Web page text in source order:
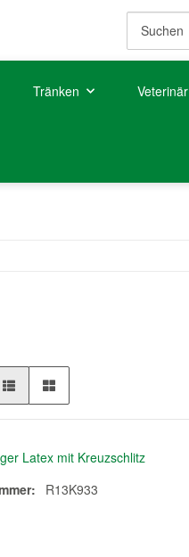
Tränken Veterinär
Latex mit Kreuzschlitz
R13K933